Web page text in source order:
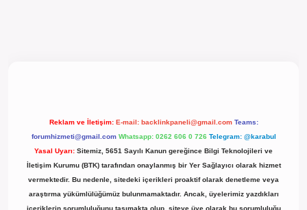
Reklam ve İletişim: E-mail: backlinkpaneli@gmail.com Teams:
forumhizmeti@gmail.com Whatsapp: 0262 606 0 726 Telegram: @karabul
Yasal Uyarı: Sitemiz, 5651 Sayılı Kanun gereğince Bilgi Teknolojileri ve
İletişim Kurumu (BTK) tarafından onaylanmış bir Yer Sağlayıcı olarak hizmet
vermektedir. Bu nedenle, sitedeki içerikleri proaktif olarak denetleme veya
araştırma yükümlülüğümüz bulunmamaktadır. Ancak, üyelerimiz yazdıkları
içeriklerin sorumluluğunu taşımakta olup, siteye üye olarak bu sorumluluğu